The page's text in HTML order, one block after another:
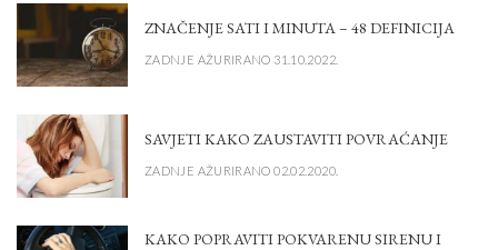
ZNAČENJE SATI I MINUTA – 48 DEFINICIJA
ZADNJE AŽURIRANO 31.10.2022.
SAVJETI KAKO ZAUSTAVITI POVRAĆANJE
ZADNJE AŽURIRANO 02.02.2020.
KAKO POPRAVITI POKVARENU SIRENU I